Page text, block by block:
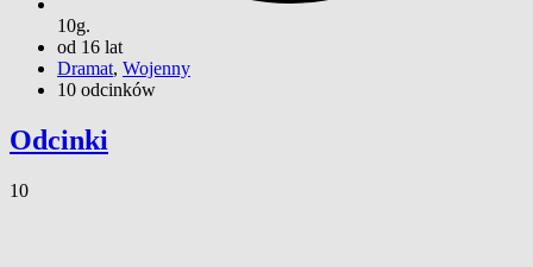
10g.
od 16 lat
Dramat, Wojenny
10 odcinków
Odcinki
10